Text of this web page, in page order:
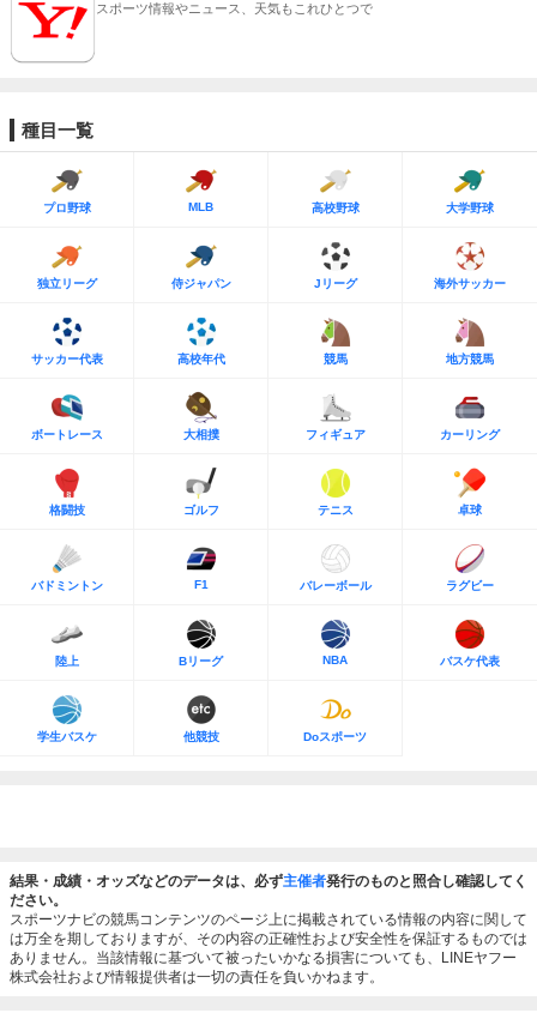
スポーツ情報やニュース、天気もこれひとつで
種目一覧
プロ野球 MLB 高校野球 大学野球
独立リーグ 侍ジャパン Jリーグ 海外サッカー
サッカー代表 高校年代 競馬 地方競馬
ボートレース 大相撲 フィギュア カーリング
格闘技 ゴルフ テニス 卓球
バドミントン F1 バレーボール ラグビー
陸上 Bリーグ NBA バスケ代表
学生バスケ 他競技 Doスポーツ
結果・成績・オッズなどのデータは、必ず主催者発行のものと照合し確認してく
ださい。
スポーツナビの競馬コンテンツのページ上に掲載されている情報の内容に関して
は万全を期しておりますが、その内容の正確性および安全性を保証するものでは
ありません。当該情報に基づいて被ったいかなる損害についても、LINEヤフー
株式会社および情報提供者は一切の責任を負いかねます。